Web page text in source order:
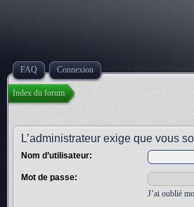
FAQ Connexion
Index du forum
L’administrateur exige que vous
Nom d’utilisateur:
Mot de passe:
J’ai oublié